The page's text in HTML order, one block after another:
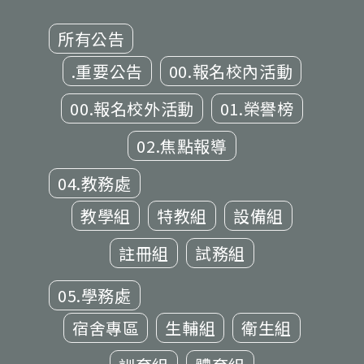
所有公告
.重要公告
00.報名校內活動
00.報名校外活動
01.榮譽榜
02.焦點報導
04.教務處
教學組
特教組
設備組
註冊組
試務組
05.學務處
宿舍專區
生輔組
衛生組